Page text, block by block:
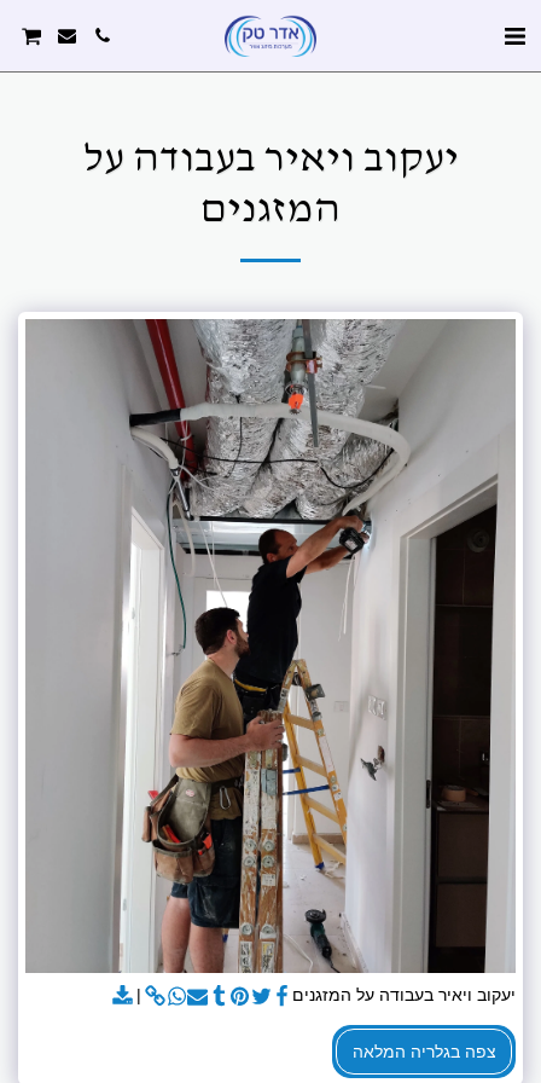
יעקוב ויאיר בעבודה על
המזגנים
יעקוב ויאיר בעבודה על המזגנים
צפה בגלריה המלאה